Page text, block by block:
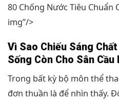
80 Chống Nước Tiêu Chuẩn
img”/>
Vì Sao Chiếu Sáng
Sống Còn Cho Sân Cầu
Trong bất kỳ bộ môn thể
đơn thuần là để nhìn thấy.